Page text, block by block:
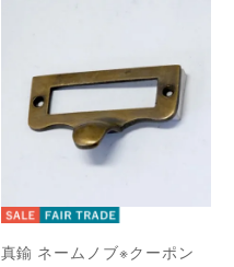
真鍮 ネームノブ※クーポン